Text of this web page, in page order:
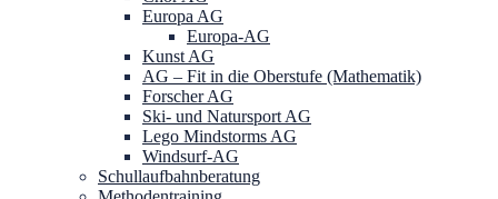
Europa AG
Europa-AG
Kunst AG
AG – Fit in die Oberstufe (Mathematik)
Forscher AG
Ski- und Natursport AG
Lego Mindstorms AG
Windsurf-AG
Schullaufbahnberatung